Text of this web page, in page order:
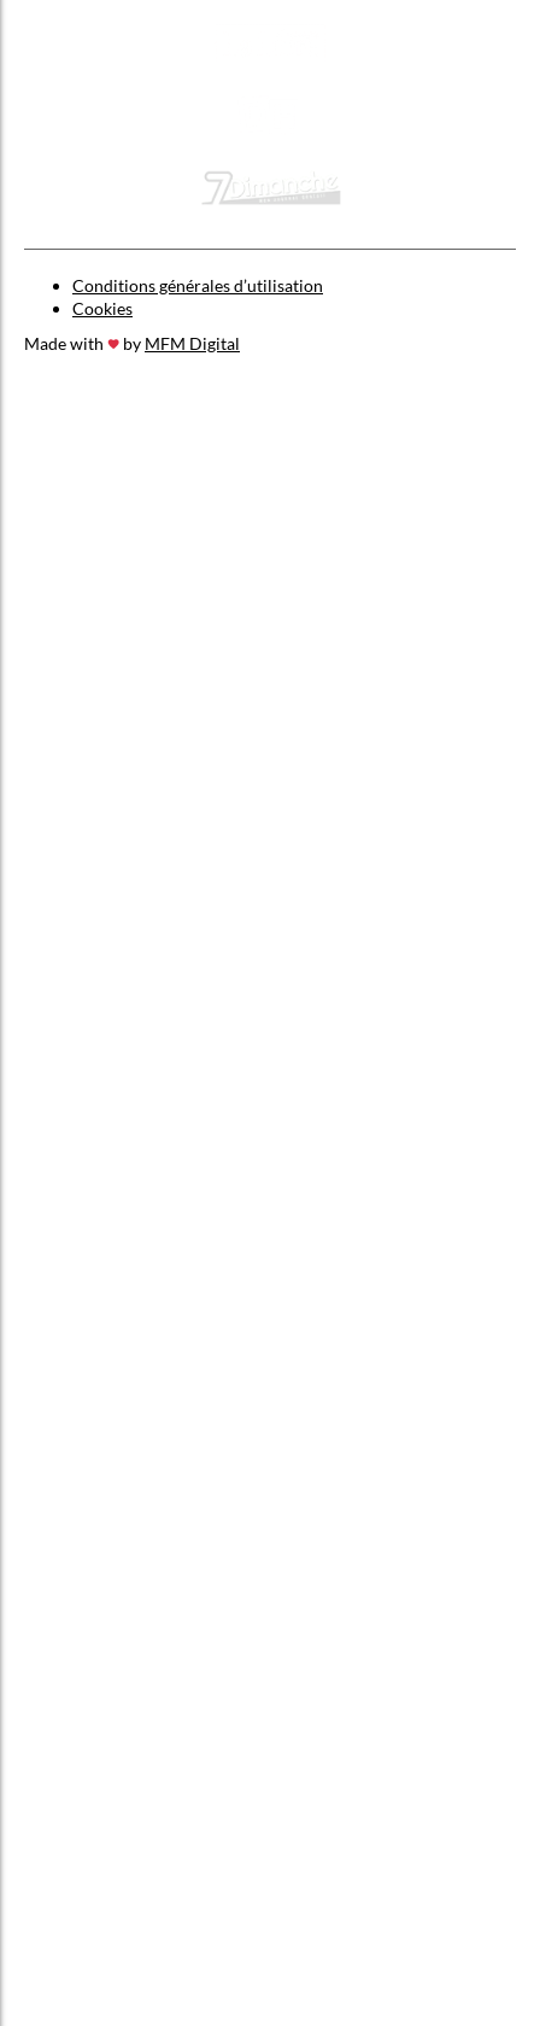
Conditions générales d’utilisation
Cookies
Made with
by MFM Digital